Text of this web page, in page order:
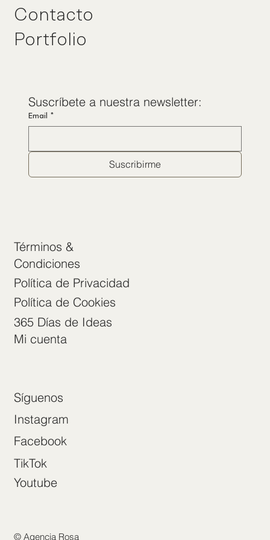
Términos &
Condiciones
Política de Privacidad
Política de Cookies
Mi cuenta
365 Días de Ideas
Síguenos
Instagram
Facebook
TikTok
Youtube
© Agencia Rosa
Suscríbete a nuestra newsletter:
Email *
Suscribirme
Contacto
Portfolio